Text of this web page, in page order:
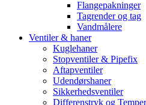
Flangepakninger
Tagrender og tag
Vandmålere
Ventiler & haner
Kuglehaner
Stopventiler & Pipefix
Aftapventiler
Udendørshaner
Sikkerhedsventiler
Differenstryk og